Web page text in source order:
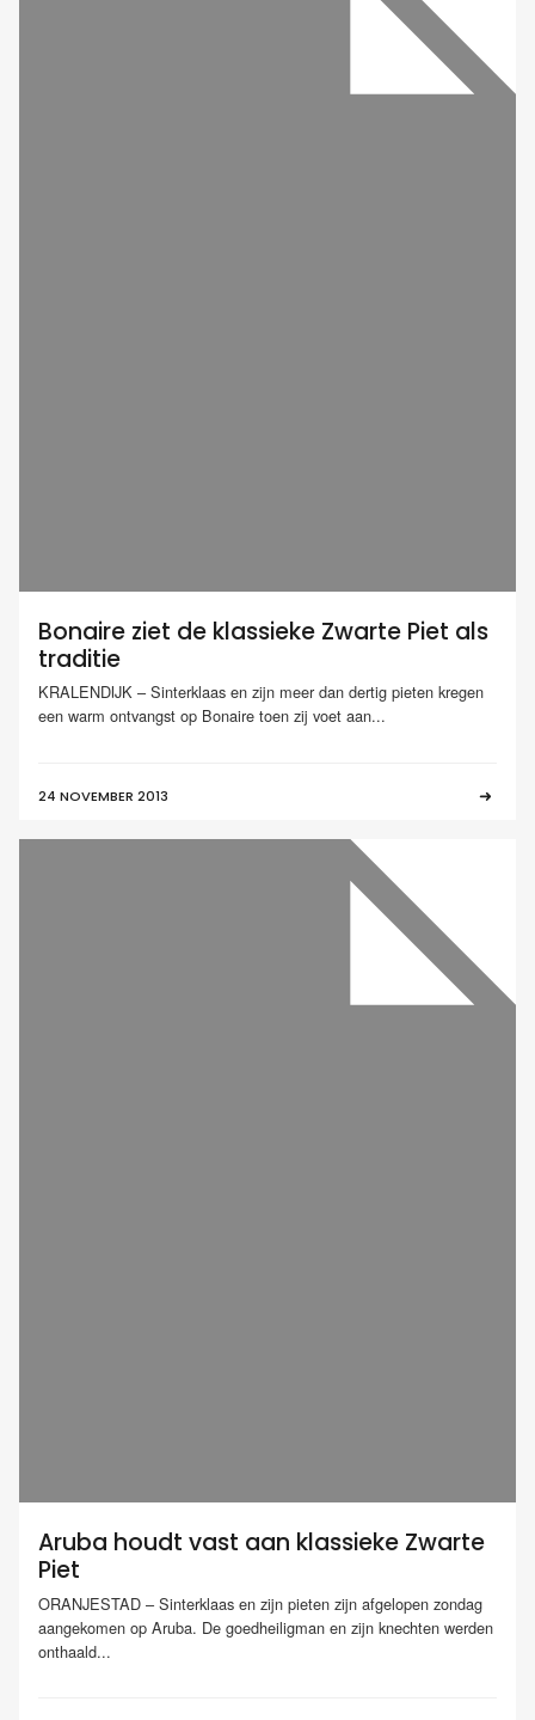
Bonaire ziet de klassieke Zwarte Piet als
traditie
KRALENDIJK – Sinterklaas en zijn meer dan dertig pieten kregen
een warm ontvangst op Bonaire toen zij voet aan...
24 NOVEMBER 2013
Aruba houdt vast aan klassieke Zwarte
Piet
ORANJESTAD – Sinterklaas en zijn pieten zijn afgelopen zondag
aangekomen op Aruba. De goedheiligman en zijn knechten werden
onthaald...